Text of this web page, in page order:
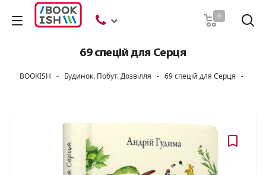
0
69 спецій для Серця
BOOKISH - Будинок. Побут. Дозвілля - 69 спецій для Серця -